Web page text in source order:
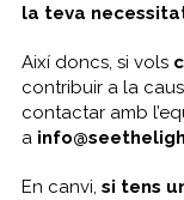
la teva
Així doncs, si vols
contribuir a la
contactar amb
a
En canvi, si tens